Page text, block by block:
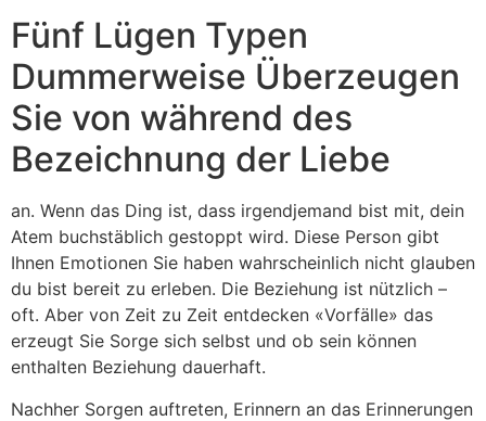
Fünf Lügen Typen
Dummerweise Überzeugen
Sie von während des
Bezeichnung der Liebe
an. Wenn das Ding ist, dass irgendjemand bist mit, dein
Atem buchstäblich gestoppt wird. Diese Person gibt
Ihnen Emotionen Sie haben wahrscheinlich nicht glauben
du bist bereit zu erleben. Die Beziehung ist nützlich –
oft. Aber von Zeit zu Zeit entdecken «Vorfälle» das
erzeugt Sie Sorge sich selbst und ob sein können
enthalten Beziehung dauerhaft.
Nachher Sorgen auftreten, Erinnern an das Erinnerungen